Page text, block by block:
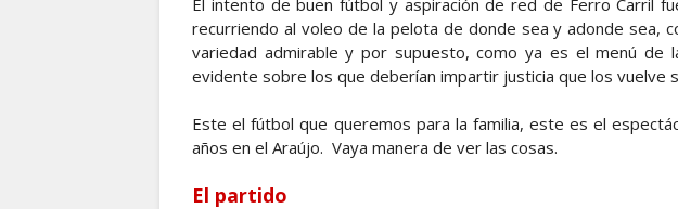
El intento de buen fútbol y aspiración de red de Ferro Carril
recurriendo al voleo de la pelota de donde sea y adonde sea,
variedad admirable y por supuesto, como ya es el menú de
evidente sobre los que deberían impartir justicia que los vuelve
Este el fútbol que queremos para la familia, este es el
años en el Araújo. Vaya manera de ver las cosas.
El partido